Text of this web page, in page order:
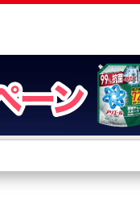
店舗サービス
ネット取り置き